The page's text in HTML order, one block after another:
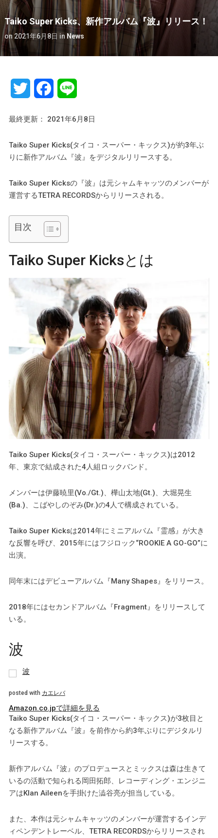
Taiko Super Kicks、新作アルバム『波』リリース！
on 2021年6月8日 in News
Twitter Facebook
最終更新： 2021年6月8日
Taiko Super Kicks(タイコ・スーパー・キックス)が約3年ぶ
りに新作アルバム『波』をデジタルリリースする。
Taiko Super Kicksの『波』は元シャムキャッツのメンバーが
運営するTETRA RECORDSからリリースされる。
目次
Taiko Super Kicksとは
Taiko Super Kicks(タイコ・スーパー・キックス)は2012
年、東京で結成された4人組ロックバンド。
メンバーは伊藤暁里(Vo./Gt.)、樺山太地(Gt.)、大堀晃生
(Ba.)、こばやしのぞみ(Dr.)の4人で構成されている。
Taiko Super Kicksは2014年にミニアルバム『霊感』が大き
な反響を呼び、2015年にはフジロック“ROOKIE A GO-GO”に
出演。
同年末にはデビューアルバム『Many Shapes』をリリース。
2018年にはセカンドアルバム『Fragment』をリリースして
いる。
波
波
posted with カエレバ
Amazon.co.jpで詳細を見る
Taiko Super Kicks(タイコ・スーパー・キックス)が3枚目と
なる新作アルバム『波』を前作から約3年ぶりにデジタルリ
リースする。
新作アルバム『波』のプロデュースとミックスは森は生きて
いるの活動で知られる岡田拓郎、レコーディング・エンジニ
アはKlan Aileenを手掛けた澁谷亮が担当している。
また、本作は元シャムキャッツのメンバーが運営するインデ
ィペンデントレーベル、TETRA RECORDSからリリースされ